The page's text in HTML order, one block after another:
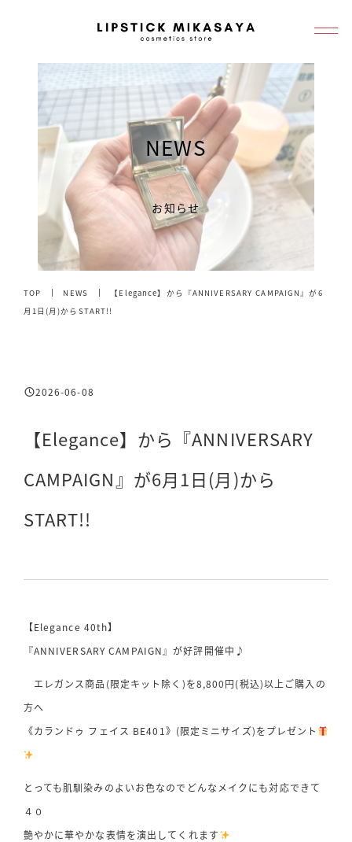
NEWS
お知らせ
TOP NEWS
【Elegance】から『ANNIVERSARY CAMPAIGN』が6
月1日(月)からSTART!!
【Elegance】から『ANNIVERSARY
CAMPAIGN』が6月1日(月)から
START!!
2026-06-08
【Elegance 40th】
『ANNIVERSARY CAMPAIGN』が好評開催中♪
エレガンス商品(限定キット除く)を8,800円(税込)以上ご購入の
方へ
《カランドゥ フェイス BE401》(限定ミニサイズ)をプレゼント
とっても肌馴染みのよいお色なのでどんなメイクにも対応できて
４０
艶やかに華やかな表情を演出してくれます